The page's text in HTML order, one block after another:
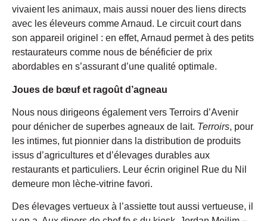
vivaient les animaux, mais aussi nouer des liens directs
avec les éleveurs comme Arnaud. Le circuit court dans
son appareil originel : en effet, Arnaud permet à des petits
restaurateurs comme nous de bénéficier de prix
abordables en s’assurant d’une qualité optimale.
Joues de bœuf et ragoût d’agneau
Nous nous dirigeons également vers Terroirs d’Avenir
pour dénicher de superbes agneaux de lait. Terroirs, pour
les intimes, fut pionnier dans la distribution de produits
issus d’agricultures et d’élevages durables aux
restaurants et particuliers. Leur écrin originel Rue du Nil
demeure mon lèche-vitrine favori.
Des élevages vertueux à l’assiette tout aussi vertueuse, il